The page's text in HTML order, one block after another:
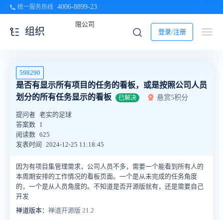
统一服务热线 4006-8899-23
登录/注册
组织
598290
是否有显示所有项目的任务的看板，或是按照公司人员
划分的所有任务显示的看板
已解决 悬赏5积分
提问者 老实的足球
答案数 1
阅读数 625
发表时间
2024-12-25 11:18:45
因为有项目集管理需求，公司人员不多，需要一个能看到所有人的
本周期安排的工作情况的看板页面。一个是从未完成的任务角度
的，一个是从人员角度的。不知道是否开源版就有，还是需要自己
开发
禅道版本： 禅道开源版 21.2